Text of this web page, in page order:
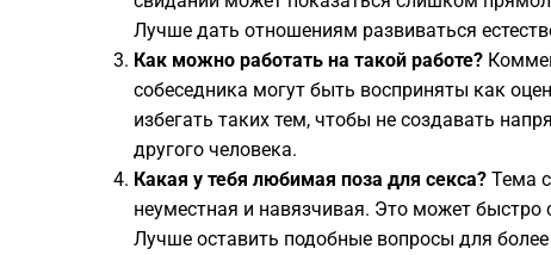
Лучше дать отношениям развиваться
Как можно работать на такой работе?
собеседника могут быть восприняты как
избегать таких тем, чтобы не создавать
другого человека.
Какая у тебя любимая поза для секса? Тема
неуместная и навязчивая. Это может быстро
Лучше оставить подобные вопросы для